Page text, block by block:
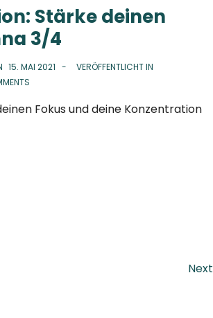
Stärke deinen
3/4
15. MAI 2021
VERÖFFENTLICHT IN
Fokus und deine Konzentration
Next